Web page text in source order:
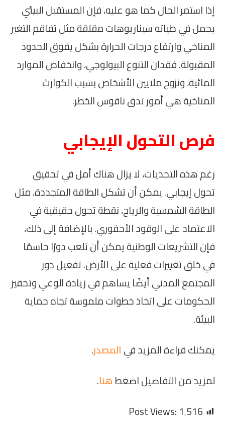
إذا استمر الحال كما هو عليه، فإن المستقبل البيئي
يحمل في طياته سيناريوهات مقلقة مثل تفاقم التغير
المناخي وارتفاع درجات الحرارة بشكل يفوق الحدود
المقبولة. فقدان التنوع البيولوجي، وانخفاض الموارد
المائية، ونزوح ملايين الأشخاص بسبب الكوارث
المناخية هي أمور تدق ناقوس الخطر.
فرص التحول الإيجابي
رغم هذه التحديات، لا يزال هناك أمل في تحقيق
تحول إيجابي. يمكن أن تشكل الطاقة المتجددة، مثل
الطاقة الشمسية والرياح، نقطة تحول حقيقية في
الاعتماد على الوقود الأحفوري. بالإضافة إلى ذلك،
فإن التشريعات الوطنية يمكن أن تلعب دورًا حاسمًا
في خلق تغييرات فعلية على الأرض. تفعيل دور
المجتمع المدني أيضًا يساهم في زيادة الوعي وتحفيز
الحكومات على اتخاذ خطوات ملموسة تجاه حماية
البيئة.
يمكنك قراءة المزيد فيالمصدر.
لمزيد من التفاصيل اضغطهنا.
Post Views:1٬516